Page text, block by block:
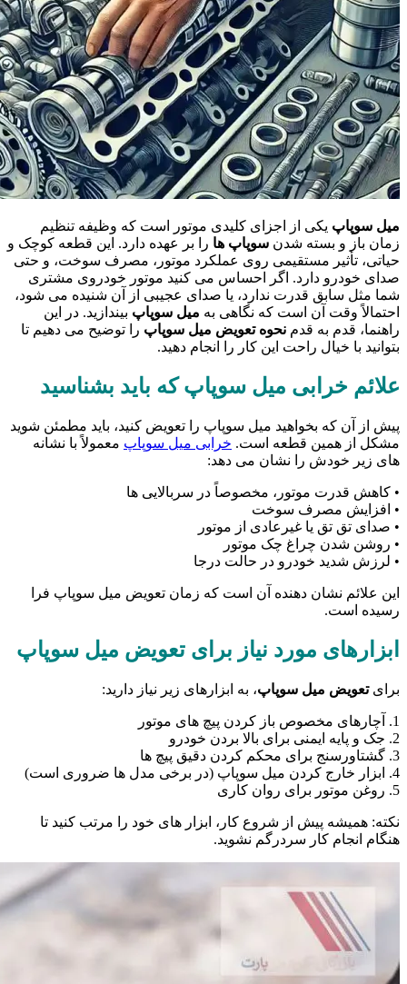
میل سوپاپ یکی از اجزای کلیدی موتور است که وظیفه تنظیم
زمان باز و بسته شدن سوپاپ ها را بر عهده دارد. این قطعه کوچک و
حیاتی، تأثیر مستقیمی روی عملکرد موتور، مصرف سوخت، و حتی
صدای خودرو دارد. اگر احساس می کنید موتور خودروی مشتری
شما مثل سابق قدرت ندارد، یا صدای عجیبی از آن شنیده می شود،
احتمالاً وقت آن است که نگاهی به میل سوپاپ بیندازید. در این
راهنما، قدم به قدم نحوه تعویض میل سوپاپ را توضیح می دهیم تا
بتوانید با خیال راحت این کار را انجام دهید.
علائم خرابی میل سوپاپ که باید بشناسید
پیش از آن که بخواهید میل سوپاپ را تعویض کنید، باید مطمئن شوید
مشکل از همین قطعه است. خرابی میل سوپاپ معمولاً با نشانه
های زیر خودش را نشان می دهد:
• کاهش قدرت موتور، مخصوصاً در سربالایی ها
• افزایش مصرف سوخت
• صدای تق تق یا غیرعادی از موتور
• روشن شدن چراغ چک موتور
• لرزش شدید خودرو در حالت درجا
این علائم نشان دهنده آن است که زمان تعویض میل سوپاپ فرا
رسیده است.
ابزارهای مورد نیاز برای تعویض میل سوپاپ
برایتعویض میل سوپاپ، به ابزارهای زیر نیاز دارید:
1. آچارهای مخصوص باز کردن پیچ های موتور
2. جک و پایه ایمنی برای بالا بردن خودرو
3. گشتاورسنج برای محکم کردن دقیق پیچ ها
4. ابزار خارج کردن میل سوپاپ (در برخی مدل ها ضروری است)
5. روغن موتور برای روان کاری
نکته: همیشه پیش از شروع کار، ابزار های خود را مرتب کنید تا
هنگام انجام کار سردرگم نشوید.